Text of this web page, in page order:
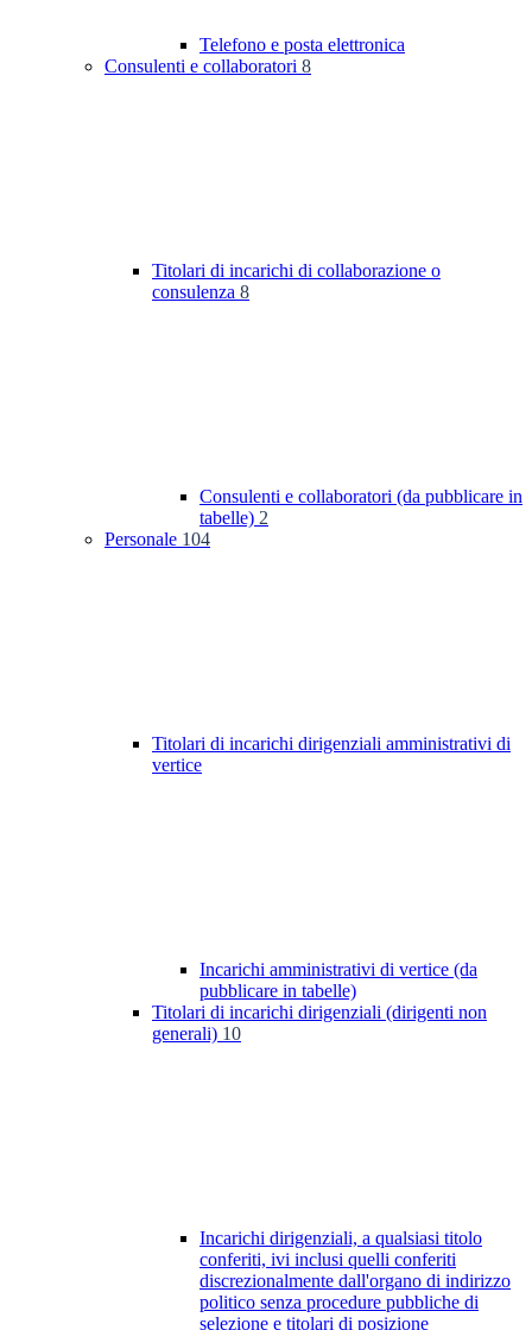
Telefono e posta elettronica
Consulenti e collaboratori 8
Titolari di incarichi di collaborazione o
consulenza 8
Consulenti e collaboratori (da pubblicare in
tabelle) 2
Personale 104
Titolari di incarichi dirigenziali amministrativi di
vertice
Incarichi amministrativi di vertice (da
pubblicare in tabelle)
Titolari di incarichi dirigenziali (dirigenti non
generali) 10
Incarichi dirigenziali, a qualsiasi titolo
conferiti, ivi inclusi quelli conferiti
discrezionalmente dall'organo di indirizzo
politico senza procedure pubbliche di
selezione e titolari di posizione